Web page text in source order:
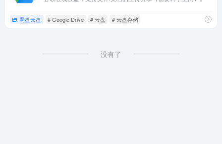
网盘云盘 # Google Drive # 云盘 # 云盘存储
没有了